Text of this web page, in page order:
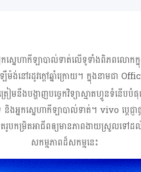
ស្នេហាកីឡាបាល់ទាត់លើទូទាំងពិភពលោកក្
ង់នៅរដូវក្តៅឆ្នាំក្រោយ។ ក្នុងនាមជា
រៀមនឹងបង្ហាញបច្ចេកវិទ្យាស្មាតហ្វូនទំនើប
និងអ្នកស្នេហាកីឡាបាល់ទាត់។ vivo ប្តេ
បកម្រិតអាជីពឲ្យមានភាពងាយស្រួលទ
សកម្មភាពដ៏សកម្មនេះ